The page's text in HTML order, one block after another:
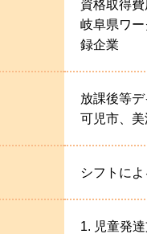
資格取得
岐阜県ワ
録企業
放課後等
可児市、
シフトに
1. 児童発